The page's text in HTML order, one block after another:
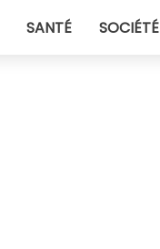
SANTÉ SOCIÉTÉ